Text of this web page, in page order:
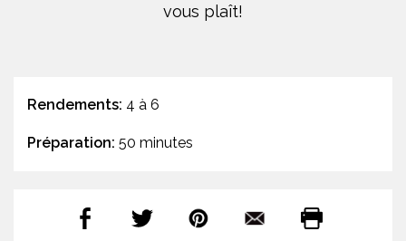
vous plaît!
Rendements: 4 à 6
Préparation: 50 minutes